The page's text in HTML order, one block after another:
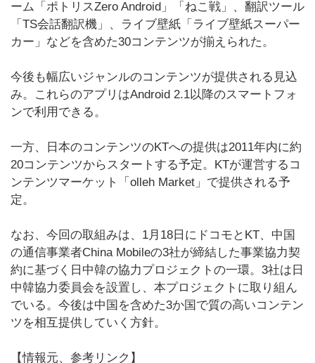
ーム「ポトリスZero Android」「ねこ戦」、翻訳ツール
「TS会話翻訳機」、ライブ壁紙「ライブ壁紙スーパー
カー」などを含めた30コンテンツが揃えられた。
今後も幅広いジャンルのコンテンツが提供される見込
み。これらのアプリはAndroid 2.1以降のスマートフォ
ンで利用できる。
一方、日本のコンテンツのKTへの提供は2011年内に約
20コンテンツからスタートする予定。KTが運営するコ
ンテンツマーケット「olleh Market」で提供される予
定。
なお、今回の取組みは、1月18日にドコモとKT、中国
の通信事業者China Mobileの3社が締結した事業協力契
約に基づく日中韓の協力プロジェクトの一環。3社は日
中韓協力委員会を設置し、本プロジェクトに取り組ん
でいる。今後は中国を含めた3か国で質の高いコンテン
ツを相互提供していく方針。
【情報元、参考リンク】